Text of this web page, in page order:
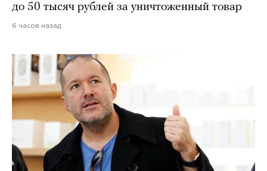
до 50 тысяч рублей за уничтоженный товар
6 часов назад